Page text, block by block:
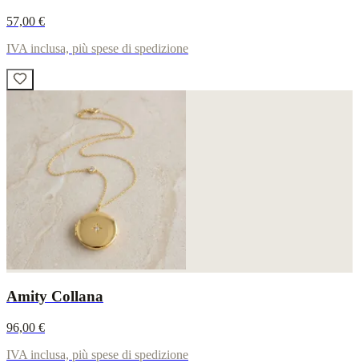
57,00 €
IVA inclusa, più spese di spedizione
Amity Collana
96,00 €
IVA inclusa, più spese di spedizione